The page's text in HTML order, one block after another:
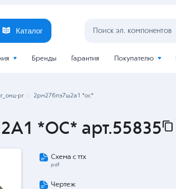
Каталог
Бренды Гарантия Покупателю
рг 2рм27бпэ7ш2а1 *ос*
*ОС* арт.55835
Схема с ттх
pdf
Чертеж